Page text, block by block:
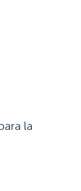
la